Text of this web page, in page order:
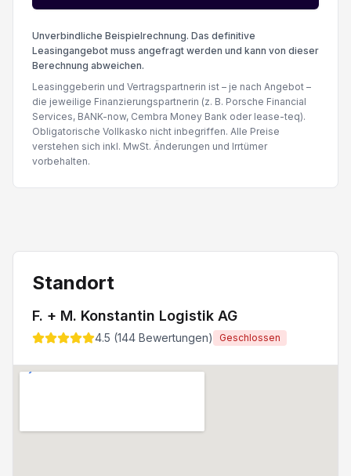
Unverbindliche Beispielrechnung. Das definitive
Leasingangebot muss angefragt werden und kann von dieser
Berechnung abweichen.
Leasinggeberin und Vertragspartnerin ist – je nach Angebot –
die jeweilige Finanzierungspartnerin (z. B. Porsche Financial
Services, BANK-now, Cembra Money Bank oder lease-teq).
Obligatorische Vollkasko nicht inbegriffen. Alle Preise
verstehen sich inkl. MwSt. Änderungen und Irrtümer
vorbehalten.
Standort
F. + M. Konstantin Logistik AG
4.5 (144 Bewertungen) Geschlossen